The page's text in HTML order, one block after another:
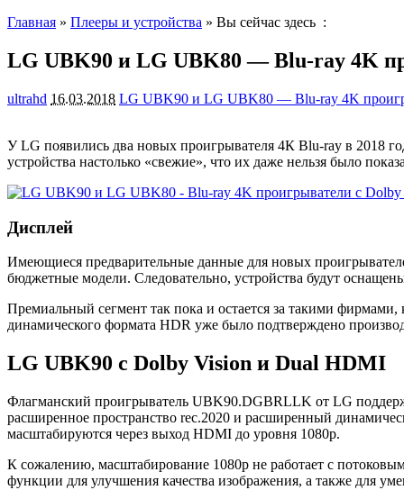
Главная » Плееры и устройства » Вы сейчас здесь :
LG UBK90 и LG UBK80 — Blu-ray 4K
ultrahd 16.03.2018 LG UBK90 и LG UBK80 — Blu-ray 4K
У LG появились два новых проигрывателя 4К Blu-ray в 2018
устройства настолько «свежие», что их даже нельзя было
Дисплей
Имеющиеся предварительные данные для новых
бюджетные модели. Следовательно, устройства будут
Премиальный сегмент так пока и остается за такими
динамического формата HDR уже было подтверждено
LG UBK90 с Dolby Vision и Dual HDMI
Флагманский проигрыватель UBK90.DGBRLLK от LG
расширенное пространство rec.2020 и расширенный
масштабируются через выход HDMI до уровня 1080p.
К сожалению, масштабирование 1080p не работает с
функции для улучшения качества изображения, а также для